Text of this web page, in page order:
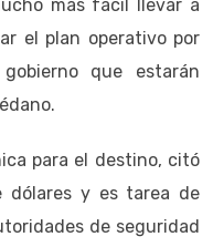
más fácil llevar a
el plan operativo por
que estarán
para el destino, citó
dólares y es tarea de
de seguridad